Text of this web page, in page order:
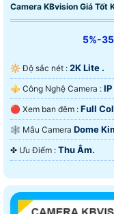
Camera KBvision Giá Tốt
5%-
🔆 Độ sắc nét : 2K Lite .
⚜️ Công Nghệ Camera :
🔴 Xem ban đêm : Full
🕸️ Mẫu Camera Dome
️✤ Ưu Điểm : Thu Âm.